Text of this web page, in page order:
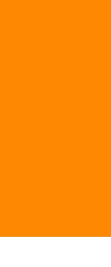
بپرس، سریع جواب
ما اینجاییم!
تحویل سفارش‌های